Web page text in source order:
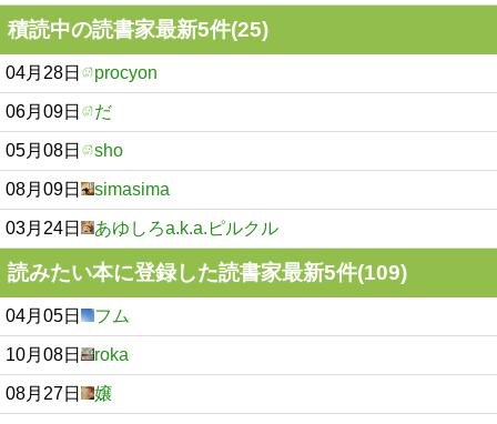
積読中の読書家最新5件(25)
04月28日 procyon
06月09日 だ
05月08日 sho
08月09日 simasima
03月24日 あゆしろa.k.a.ピルクル
読みたい本に登録した読書家最新5件(109)
04月05日 フム
10月08日 roka
08月27日 嬢